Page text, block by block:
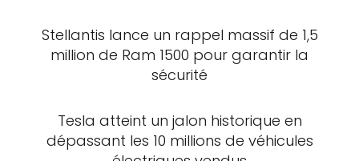
Stellantis lance un rappel massif de 1,5
million de Ram 1500 pour garantir la
sécurité
Tesla atteint un jalon historique en
dépassant les 10 millions de véhicules